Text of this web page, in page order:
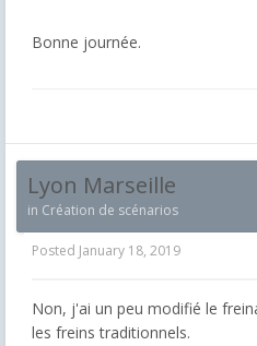
Bonne journée.
Lyon Marseille
in Création de scénarios
Posted January 18, 2019
Non, j'ai un peu modifié le
les freins traditionnels.